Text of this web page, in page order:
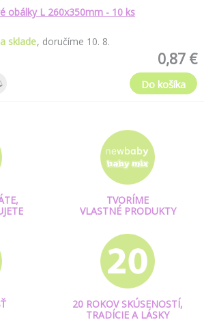
obálky L 260x350mm - 10 ks
sklade doručíme 10. 8.
0,87 €
Do košíka
TVORÍME
VLASTNÉ PRODUKTY
20 ROKOV SKÚSENOSTÍ,
TRADÍCIE A LÁSKY